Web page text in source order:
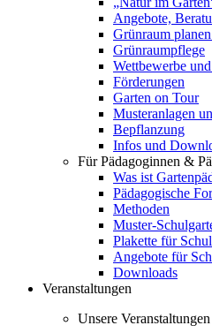
Angebote,
Grünraum
Grünraumpflege
Wettbewerbe
Förderungen
Garten on Tour
Musteranlagen
Bepflanzung
Infos und
Für Pädagoginnen &
Was ist
Pädagogische
Methoden
Muster-
Plakette für
Angebote für
Downloads
Veranstaltungen
Unsere